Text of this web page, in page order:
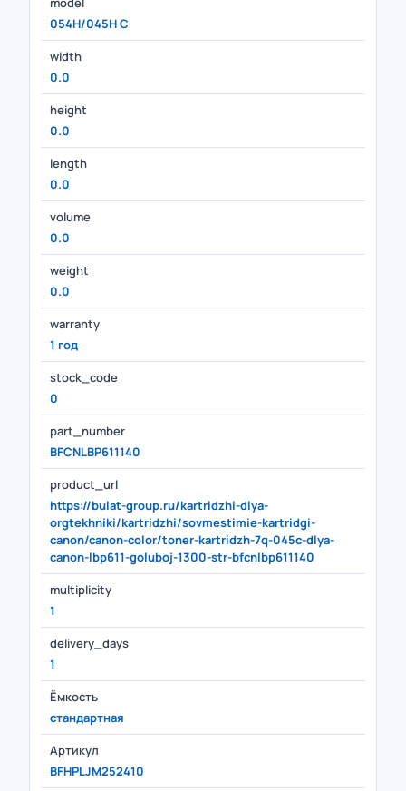
054H/045H C
width
0.0
height
0.0
length
0.0
volume
0.0
weight
0.0
warranty
1 год
stock_code
0
part_number
BFCNLBP611140
product_url
https://bulat-group.ru/kartridzhi-dlya-
orgtekhniki/kartridzhi/sovmestimie-kartridgi-
canon/canon-color/toner-kartridzh-7q-045c-dlya-
canon-lbp611-goluboj-1300-str-bfcnlbp611140
multiplicity
1
delivery_days
1
Ёмкость
стандартная
Артикул
BFHPLJM252410